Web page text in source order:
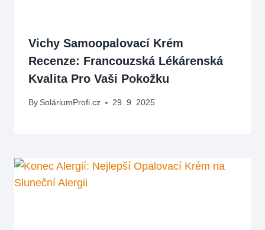
Vichy Samoopalovací Krém
Recenze: Francouzská Lékárenská
Kvalita Pro Vaši Pokožku
By SoláriumProfi.cz 29. 9. 2025